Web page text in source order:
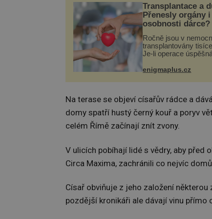
Transplantace a
Přenesly orgány
osobnosti dárce?
Ročně jsou v
transplantovány
Je-li operace
své a pacient může
při transplantaci
enigmaplus.cz
Na terase se objeví císařův rádce a
domy spatří hustý černý kouř a poryv
celém Římě začínají znít zvony.
V ulicích pobíhají lidé s vědry, aby před
Circa Maxima, zachránili co nejvíc
Císař obviňuje z jeho založení
pozdější kronikáři ale dávají vinu přímo